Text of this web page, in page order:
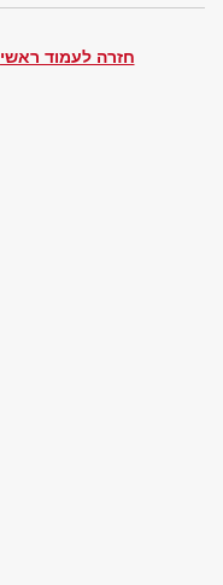
חזרה לעמוד ראשי